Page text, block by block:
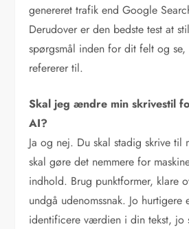
genereret trafik end Google
Derudover er den bedste test at
spørgsmål inden for dit felt og
refererer til.
Skal jeg ændre min skrivestil
AI?
Ja og nej. Du skal stadig skrive til
skal gøre det nemmere for
indhold. Brug punktformer, klare
undgå udenomssnak. Jo hurtigere
identificere værdien i din tekst, jo